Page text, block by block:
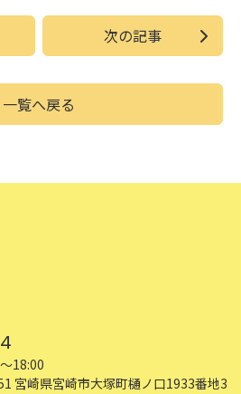
一覧へ戻る
次の記事
18:00
宮崎県宮崎市大塚町樋ノ口1933番地3